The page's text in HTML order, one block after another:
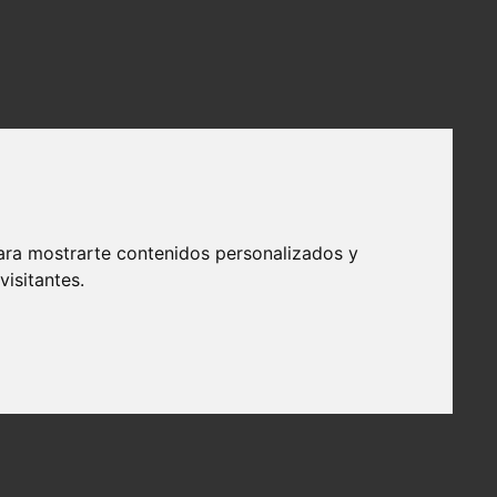
mostrarte contenidos personalizados y